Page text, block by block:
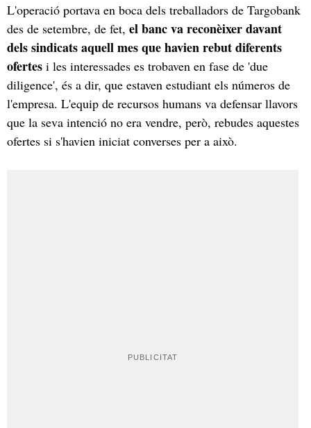
L'operació portava en boca dels treballadors de Targobank
des de setembre, de fet, el banc va reconèixer davant
dels sindicats aquell mes que havien rebut diferents
ofertes i les interessades es trobaven en fase de 'due
diligence', és a dir, que estaven estudiant els números de
l'empresa. L'equip de recursos humans va defensar llavors
que la seva intenció no era vendre, però, rebudes aquestes
ofertes si s'havien iniciat converses per a això.